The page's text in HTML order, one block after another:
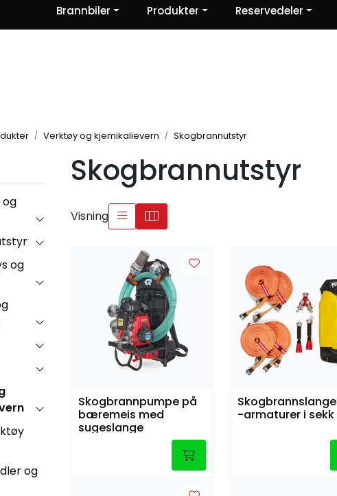
Om oss | Kontakt Oss | Ris og ros
Brannbiler Produkter Reservedeler
Verktøy og kjemikalievern Skogbrannutstyr
og
og
og
Skogbrannutstyr
Visning
Skogbrannpumpe på
bæremeis med
sugeslange
-armaturer i sekk